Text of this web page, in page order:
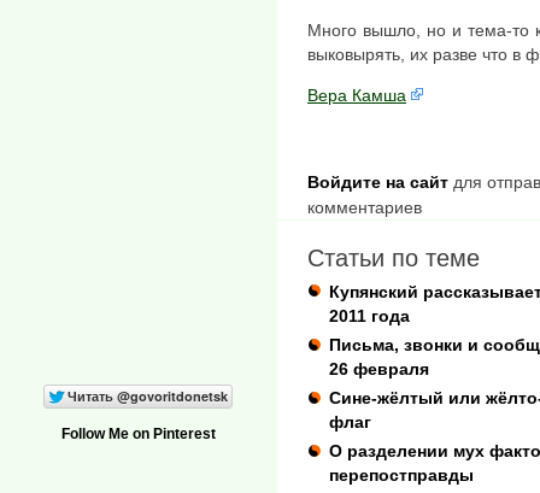
Много вышло, но и тема-то
выковырять, их разве что
Вера Камша
Войдите на сайт для
комментариев
Статьи по теме
Купянский
2011 года
Письма, звонки и
26 февраля
Сине-жёлтый или
флаг
О разделении мух
перепостправды
Follow Me on Pinterest